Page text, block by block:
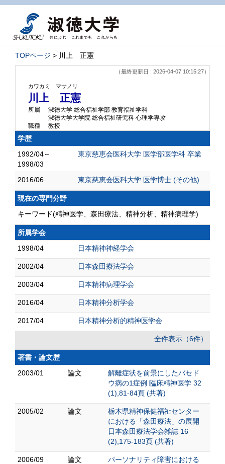
TOPページ > 川上 正憲
（最終更新日 : 2026-04-07 10:15:27）
カワカミ マサノリ
川上 正憲
所属
淑徳大学 総合福祉学部 教育福祉学科
淑徳大学大学院 総合福祉研究科 心理学専攻
職種
教授
学歴
1992/04～
1998/03
東京慈恵会医科大学 医学部医学科 卒業
2016/06 東京慈恵会医科大学 医学博士 (その他)
現在の専門分野
キーワード(精神医学、森田療法、精神分析、精神病理学)
所属学会
1998/04
日本精神神経学会
2002/04 日本森田療法学会
2003/04 日本精神病理学会
2016/04 日本精神分析学会
2017/04 日本精神分析的精神医学会
全件表示（6件）
著書・論文歴
2003/01
論文
解離症状を前景にしたバセド
ウ病の1症例 臨床精神医学 32
(1),81-84頁 (共著)
2005/02 論文
栃木県精神保健福祉センター
における「森田療法」の展開
日本森田療法学会雑誌 16
(2),175-183頁 (共著)
2006/09 論文
パーソナリティ障害における